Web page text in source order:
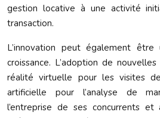
gestion locative à une activité
transaction.
L’innovation peut également
croissance. L’adoption de
réalité virtuelle pour les visites
artificielle pour l’analyse de
l’entreprise de ses concurrents